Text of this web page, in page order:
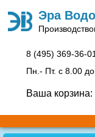
Эра
Производство
8 (495) 369-36-01
Пн.- Пт. c 8.00
Ваша корзина: